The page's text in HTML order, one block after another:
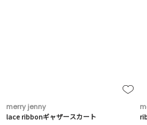
merry jenny
lace ribbonギャザースカート